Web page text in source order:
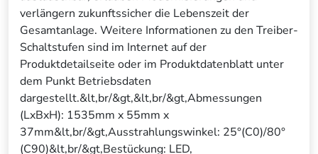
verlängern zukunftssicher die Lebenszeit der
Gesamtanlage. Weitere Informationen zu den Treiber-
Schaltstufen sind im Internet auf der
Produktdetailseite oder im Produktdatenblatt unter
dem Punkt Betriebsdaten
dargestellt.&lt,br/&gt,&lt,br/&gt,Abmessungen
(LxBxH): 1535mm x 55mm x
37mm&lt,br/&gt,Ausstrahlungswinkel: 25°(C0)/80°
(C90)&lt,br/&gt,Bestückung: LED,